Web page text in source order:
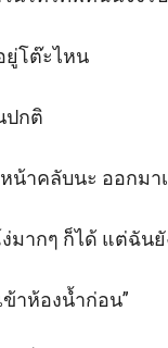
ยู่โต๊ะไหน
ปกติ
น้าคลับนะ ออกม
มากๆ ก็ได้ แต่ฉัน
าห้องน้ำก่อน”